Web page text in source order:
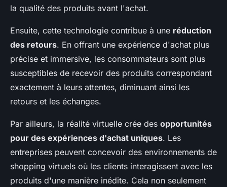
la qualité des produits avant l'achat.
Ensuite, cette technologie contribue à une réduction
des retours. En offrant une expérience d'achat plus
précise et immersive, les consommateurs sont plus
susceptibles de recevoir des produits correspondant
exactement à leurs attentes, diminuant ainsi les
retours et les échanges.
Par ailleurs, la réalité virtuelle crée des opportunités
pour des expériences d'achat uniques. Les
entreprises peuvent concevoir des environnements de
shopping virtuels où les clients interagissent avec les
produits d'une manière inédite. Cela non seulement